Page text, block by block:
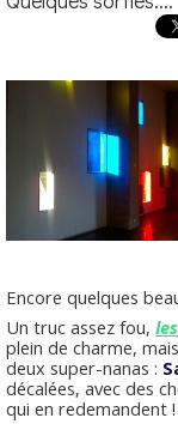
Encore quelques
Un truc assez fou, les
plein de charme,
deux super-nanas :
décalées, avec des
qui en redemandent